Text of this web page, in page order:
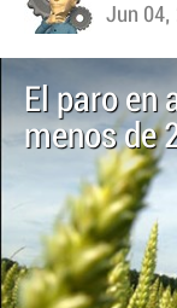
Jun 04,
El paro en
menos de